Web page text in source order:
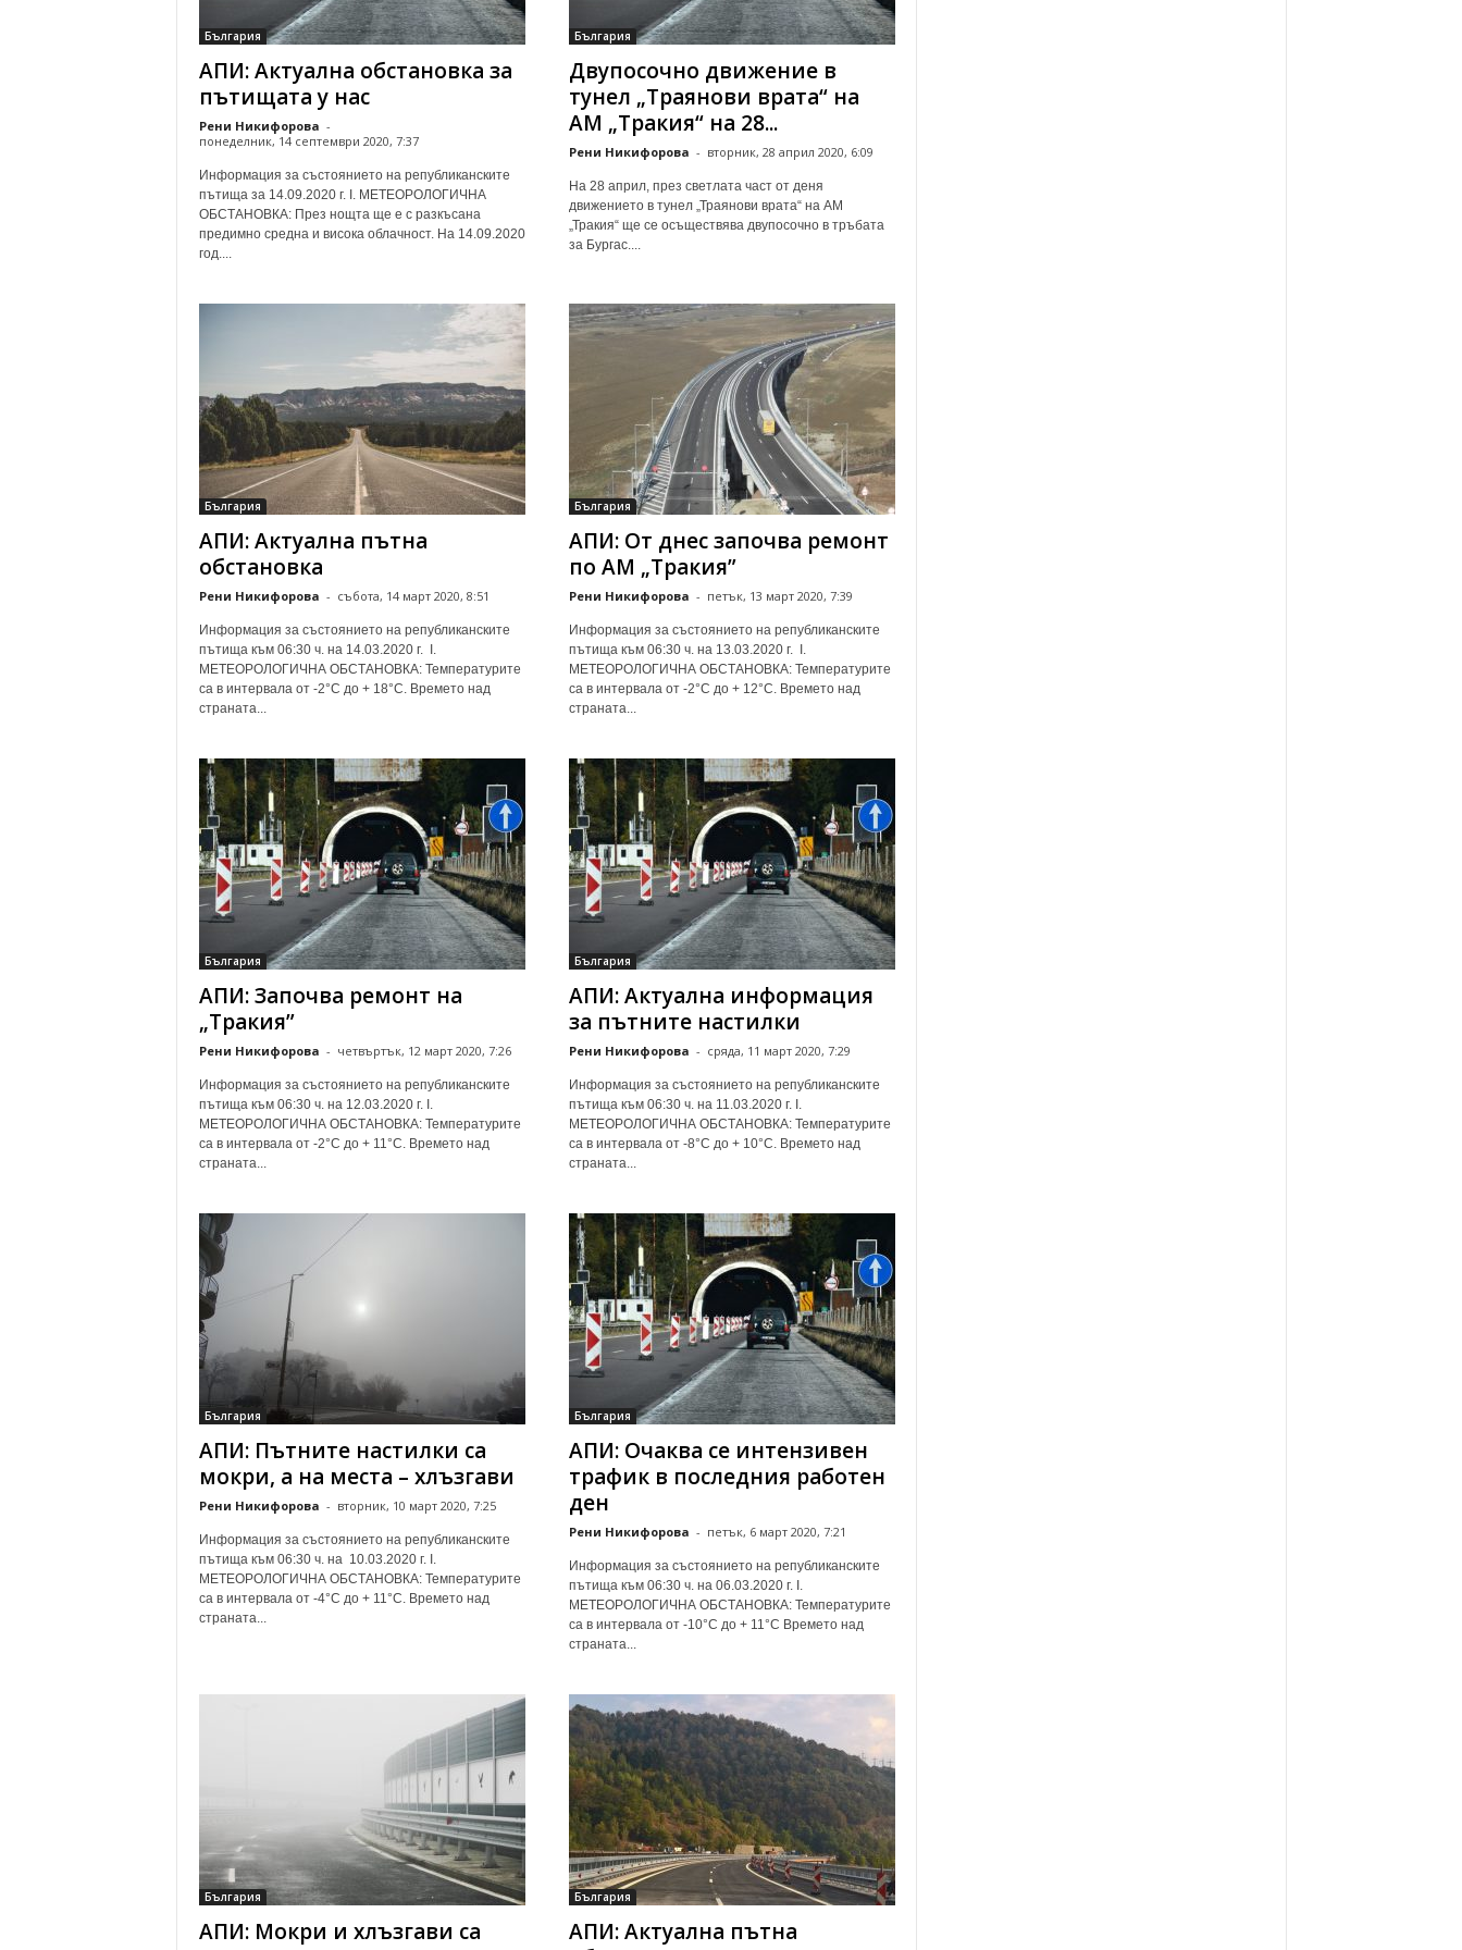
България
АПИ: Актуална обстановка за
пътищата у нас
Рени Никифорова -
понеделник, 14 септември 2020, 7:37
Информация за състоянието на републиканските
пътища за 14.09.2020 г. І. МЕТЕОРОЛОГИЧНА
ОБСТАНОВКА: През нощта ще е с разкъсана
предимно средна и висока облачност. На 14.09.2020
год....
България
Двупосочно движение в
тунел „Траянови врата“ на
АМ „Тракия“ на 28...
Рени Никифорова - вторник, 28 април 2020, 6:09
На 28 април, през светлата част от деня
движението в тунел „Траянови врата“ на АМ
„Тракия“ ще се осъществява двупосочно в тръбата
за Бургас....
България
АПИ: Актуална пътна
обстановка
Рени Никифорова - събота, 14 март 2020, 8:51
Информация за състоянието на републиканските
пътища към 06:30 ч. на 14.03.2020 г. І.
МЕТЕОРОЛОГИЧНА ОБСТАНОВКА: Температурите
са в интервала от -2°С до + 18°С. Времето над
страната...
България
АПИ: От днес започва ремонт
по АМ „Тракия”
Рени Никифорова - петък, 13 март 2020, 7:39
Информация за състоянието на републиканските
пътища към 06:30 ч. на 13.03.2020 г. І.
МЕТЕОРОЛОГИЧНА ОБСТАНОВКА: Температурите
са в интервала от -2°С до + 12°С. Времето над
страната...
България
АПИ: Започва ремонт на
„Тракия”
Рени Никифорова - четвъртък, 12 март 2020, 7:26
Информация за състоянието на републиканските
пътища към 06:30 ч. на 12.03.2020 г. І.
МЕТЕОРОЛОГИЧНА ОБСТАНОВКА: Температурите
са в интервала от -2°С до + 11°С. Времето над
страната...
България
АПИ: Актуална информация
за пътните настилки
Рени Никифорова - сряда, 11 март 2020, 7:29
Информация за състоянието на републиканските
пътища към 06:30 ч. на 11.03.2020 г. І.
МЕТЕОРОЛОГИЧНА ОБСТАНОВКА: Температурите
са в интервала от -8°С до + 10°С. Времето над
страната...
България
АПИ: Пътните настилки са
мокри, а на места – хлъзгави
Рени Никифорова - вторник, 10 март 2020, 7:25
Информация за състоянието на републиканските
пътища към 06:30 ч. на 10.03.2020 г. І.
МЕТЕОРОЛОГИЧНА ОБСТАНОВКА: Температурите
са в интервала от -4°С до + 11°С. Времето над
страната...
България
АПИ: Очаква се интензивен
трафик в последния работен
ден
Рени Никифорова - петък, 6 март 2020, 7:21
Информация за състоянието на републиканските
пътища към 06:30 ч. на 06.03.2020 г. І.
МЕТЕОРОЛОГИЧНА ОБСТАНОВКА: Температурите
са в интервала от -10°С до + 11°С Времето над
страната...
България
АПИ: Мокри и хлъзгави са
България
АПИ: Актуална пътна